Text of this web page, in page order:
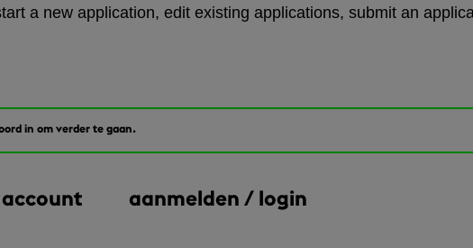
a new application, edit existing applications, submit an
in om verder te gaan.
aanmelden / login